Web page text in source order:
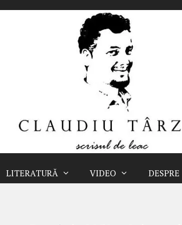
LITERATURĂ VIDEO DESPRE